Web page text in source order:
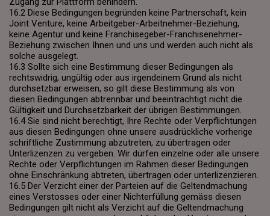
16.2 Diese Bedingungen begründen keine Partnerschaft, kein
Joint Venture, keine Arbeitgeber-Arbeitnehmer-Beziehung,
keine Agentur und keine Franchisegeber-Franchisenehmer-
Beziehung zwischen Ihnen und uns und werden auch nicht als
solche ausgelegt.
16.3 Sollte sich eine Bestimmung dieser Bedingungen als
rechtswidrig, ungültig oder aus irgendeinem Grund als nicht
durchsetzbar erweisen, so gilt diese Bestimmung als von
diesen Bedingungen abtrennbar und beeinträchtigt nicht die
Gültigkeit und Durchsetzbarkeit der übrigen Bestimmungen.
16.4 Sie sind nicht berechtigt, Ihre Rechte oder Verpflichtungen
aus diesen Bedingungen ohne unsere ausdrückliche vorherige
schriftliche Zustimmung abzutreten, zu übertragen oder
Unterlizenzen zu vergeben. Wir dürfen einzelne oder alle unsere
Rechte oder Verpflichtungen im Rahmen dieser Bedingungen
ohne Einschränkung abtreten, übertragen oder unterlizenzieren.
16.5 Der Verzicht einer der Parteien auf die Geltendmachung
eines Verstosses oder einer Nichterfüllung gemäss diesen
Bedingungen gilt nicht als Verzicht auf die Geltendmachung